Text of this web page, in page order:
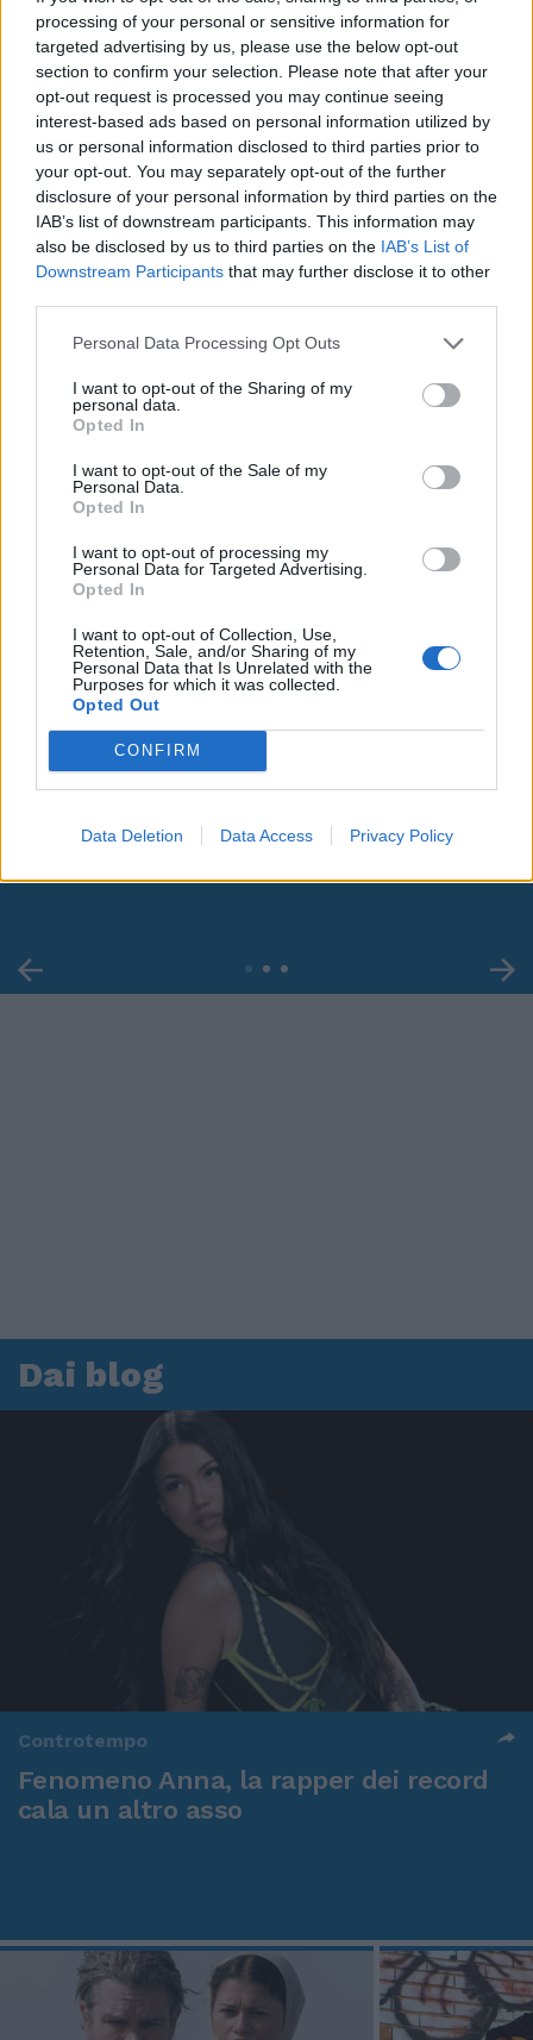
processing of your personal or sensitive information for
targeted advertising by us, please use the below opt-out
section to confirm your selection. Please note that after your
opt-out request is processed you may continue seeing
interest-based ads based on personal information utilized by
us or personal information disclosed to third parties prior to
your opt-out. You may separately opt-out of the further
disclosure of your personal information by third parties on the
IAB’s list of downstream participants. This information may
also be disclosed by us to third parties on the IAB’s List of
Downstream Participants that may further disclose it to other
Personal Data Processing Opt Outs
I want to opt-out of the Sharing of my
personal data.
Opted In
I want to opt-out of the Sale of my
Personal Data.
Opted In
I want to opt-out of processing my
Personal Data for Targeted Advertising.
Opted In
I want to opt-out of Collection, Use,
Retention, Sale, and/or Sharing of my
Personal Data that Is Unrelated with the
Purposes for which it was collected.
Opted Out
CONFIRM
Data Deletion Data Access Privacy Policy
00:00
Leonardo Maria Del Vecchio dall'ex compagna
Dai blog
Controtempo
Fenomeno Anna, la rapper dei record
cala un altro asso